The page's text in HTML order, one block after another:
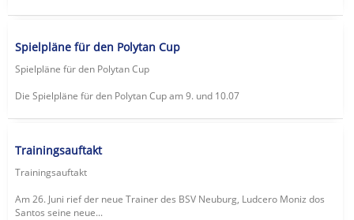
Spielpläne für den Polytan Cup
Spielpläne für den Polytan Cup
Die Spielpläne für den Polytan Cup am 9. und 10.07
Trainingsauftakt
Trainingsauftakt
Am 26. Juni rief der neue Trainer des BSV Neuburg, Ludcero Moniz dos
Santos seine neue...